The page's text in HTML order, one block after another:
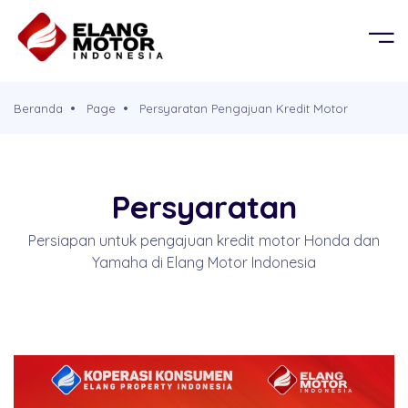
CICILAN
Beranda Page Persyaratan Pengajuan Kredit Motor
Persyaratan
Persiapan untuk pengajuan kredit motor Honda dan
Yamaha di Elang Motor Indonesia